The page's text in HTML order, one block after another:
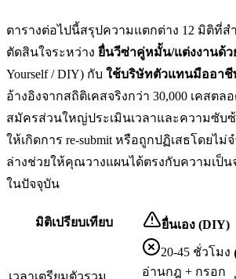
ตารางต่อไปนี้สรุปความแตกต่าง 12 มิติที่
ตัดสินใจระหว่าง ยื่นวีซ่าคู่หมั้น/แต่งงานด้ว
Yourself / DIY) กับ ใช้บริษัทตัวแทนมืออาชี
อ้างอิงจากสถิติเคสจริงกว่า 30,000 เคสตล
สมัครส่วนใหญ่ประเมินเวลาและความซับ
ให้เกิดการ re-submit หรือถูกปฏิเสธโดยไ
ล่างช่วยให้คุณวางแผนได้ตรงกับความเป็น
ในปัจจุบัน
มิติเปรียบเทียบ ยื่นเอง (DIY)
เวลาเตรียมตัวรวม
20-45 ชั่วโมง
อ่านกฎ + กรอก